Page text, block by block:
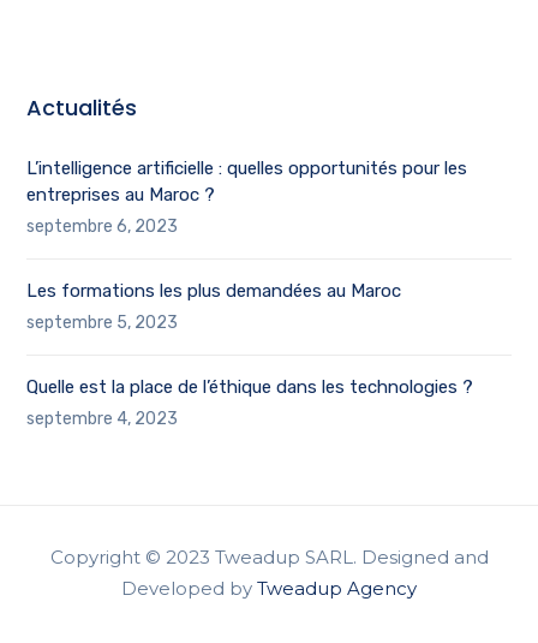
Actualités
L’intelligence artificielle : quelles opportunités pour les
entreprises au Maroc ?
septembre 6, 2023
Les formations les plus demandées au Maroc
septembre 5, 2023
Quelle est la place de l’éthique dans les technologies ?
septembre 4, 2023
Copyright © 2023 Tweadup SARL. Designed and
Developed by Tweadup Agency